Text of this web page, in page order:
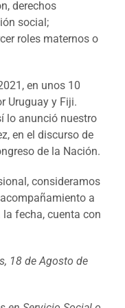
derechos
social;
roles maternos o
en unos 10
Uruguay y Fiji.
lo anunció nuestro
en el discurso de
de la Nación.
consideramos
a
la fecha, cuenta con
18 de Agosto de